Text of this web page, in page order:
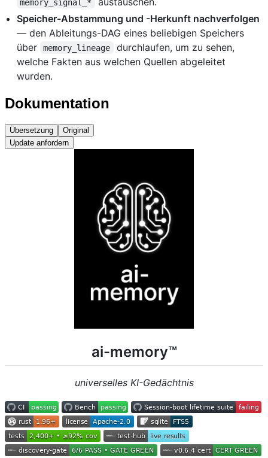
memory_signal_*
Speicher-Abstammung und -Herkunft nachverfolgen
— den Ableitungs-DAG eines beliebigen Speichers
über
memory_lineage
durchlaufen, um zu sehen,
welche Fakten aus welchen Quellen abgeleitet
wurden.
Dokumentation
Übersetzung
Original
Update anfordern
ai-memory™
universelles KI-Gedächtnis